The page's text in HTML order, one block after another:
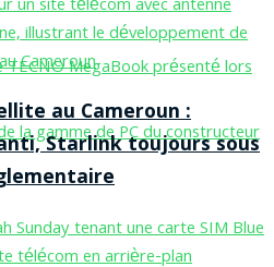
au Cameroun :
Starlink toujours sous